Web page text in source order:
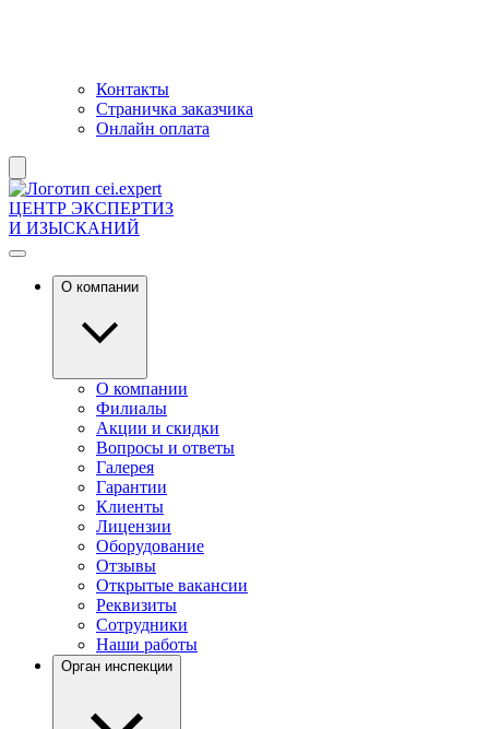
Контакты
Страничка заказчика
Онлайн оплата
ЦЕНТР ЭКСПЕРТИЗ
И ИЗЫСКАНИЙ
О компании
О компании
Филиалы
Акции и скидки
Вопросы и ответы
Галерея
Гарантии
Клиенты
Лицензии
Оборудование
Отзывы
Открытые вакансии
Реквизиты
Сотрудники
Наши работы
Орган инспекции